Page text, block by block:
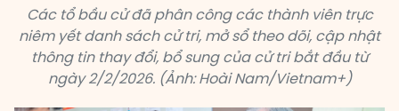
Các tổ bầu cử đã phân công các thành viên trực
niêm yết danh sách cử tri, mở sổ theo dõi, cập nhật
thông tin thay đổi, bổ sung của cử tri bắt đầu từ
ngày 2/2/2026. (Ảnh: Hoài Nam/Vietnam+)